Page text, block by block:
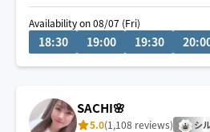
日々の癒し、自分へのご褒美時
🌻絶妙な力加減で施術させて頂き
なる極上の癒しの時間を提供させ
Availability on 08/07 (Fri)
18:30 19:00 19:30
SACHI🌸
5.0(1,108 reviews) シ